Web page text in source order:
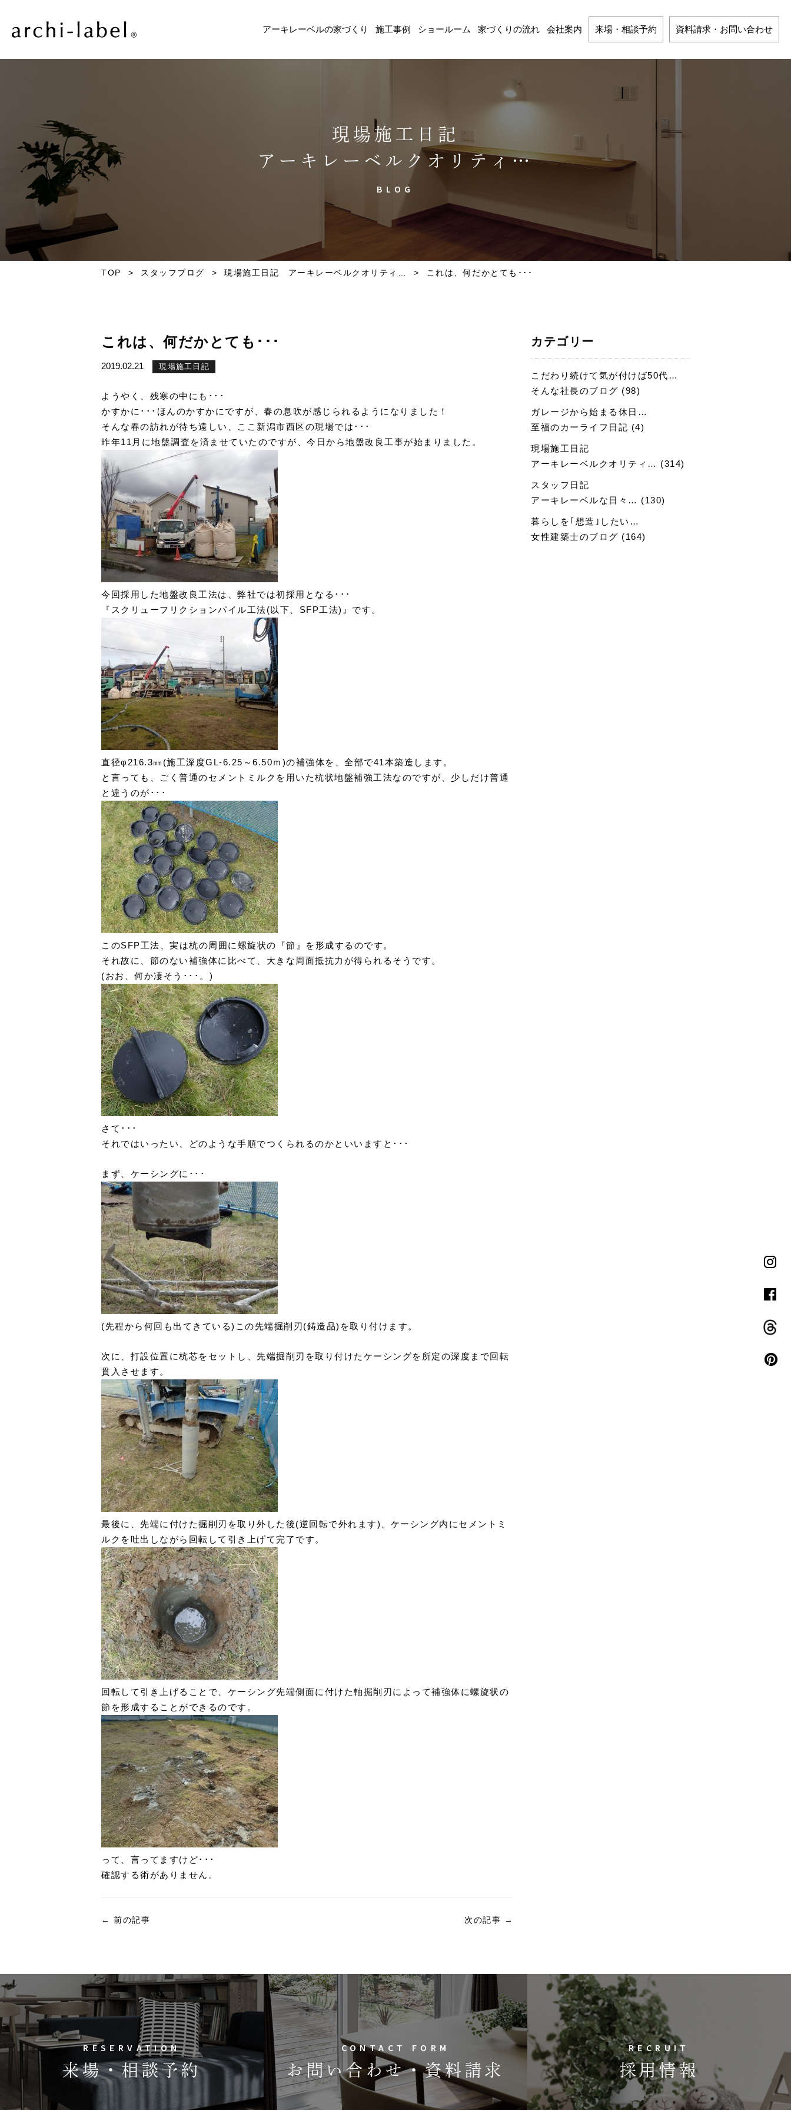
アーキレーベルの家づくり 施工事例 ショールーム 家づくりの流れ 会社案内 来場・相談予約 資料請求・お問い合わせ
現場施工日記
アーキレーベルクオリティ…
BLOG
TOP > スタッフブログ > 現場施工日記 アーキレーベルクオリティ… > これは、何だかとても･･･
これは、何だかとても･･･
2019.02.21 現場施工日記
ようやく、残寒の中にも･･･
かすかに･･･ほんのかすかにですが、春の息吹が感じられるようになりました！
そんな春の訪れが待ち遠しい、ここ新潟市西区の現場では･･･
昨年11月に地盤調査を済ませていたのですが、今日から地盤改良工事が始まりました。
今回採用した地盤改良工法は、弊社では初採用となる･･･
『スクリューフリクションパイル工法(以下、SFP工法)』です。
直径φ216.3㎜(施工深度GL-6.25～6.50ｍ)の補強体を、全部で41本築造します。
と言っても、ごく普通のセメントミルクを用いた杭状地盤補強工法なのですが、少しだけ普通
と違うのが･･･
このSFP工法、実は杭の周囲に螺旋状の『節』を形成するのです。
それ故に、節のない補強体に比べて、大きな周面抵抗力が得られるそうです。
(おお、何か凄そう･･･。)
さて･･･
それではいったい、どのような手順でつくられるのかといいますと･･･
まず、ケーシングに･･･
(先程から何回も出てきている)この先端掘削刃(鋳造品)を取り付けます。
次に、打設位置に杭芯をセットし、先端掘削刃を取り付けたケーシングを所定の深度まで回転
貫入させます。
最後に、先端に付けた掘削刃を取り外した後(逆回転で外れます)、ケーシング内にセメントミ
ルクを吐出しながら回転して引き上げて完了です。
回転して引き上げることで、ケーシング先端側面に付けた軸掘削刃によって補強体に螺旋状の
節を形成することができるのです。
って、言ってますけど･･･
確認する術がありません。
← 前の記事 次の記事 →
カテゴリー
こだわり続けて気が付けば50代…
そんな社長のブログ (98)
ガレージから始まる休日…
至福のカーライフ日記 (4)
現場施工日記
アーキレーベルクオリティ… (314)
スタッフ日記
アーキレーベルな日々… (130)
暮らしを｢想造｣したい…
女性建築士のブログ (164)
RESERVATION
来場・相談予約
CONTACT FORM
お問い合わせ・資料請求
RECRUIT
採用情報